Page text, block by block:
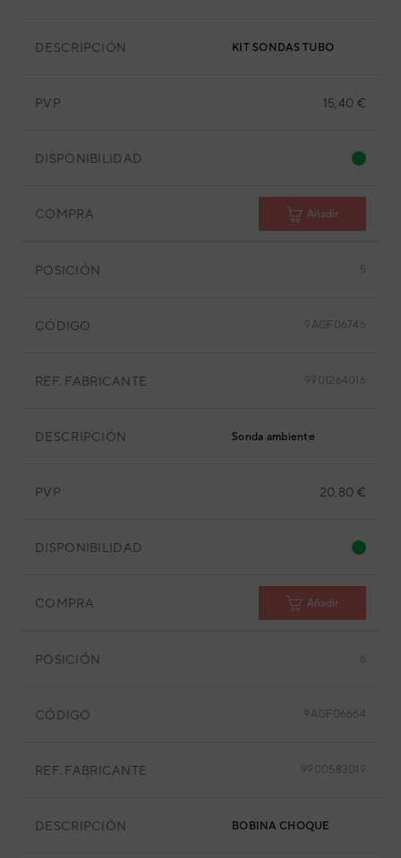
DESCRIPCIÓN KIT SONDAS TUBO
PVP 15,40 €
DISPONIBILIDAD
COMPRA Añadir
POSICIÓN 5
CÓDIGO 9AGF06746
REF. FABRICANTE 9901264016
DESCRIPCIÓN Sonda ambiente
PVP 20,80 €
DISPONIBILIDAD
COMPRA Añadir
POSICIÓN 6
CÓDIGO 9AGF06664
REF. FABRICANTE 9900583019
DESCRIPCIÓN BOBINA CHOQUE